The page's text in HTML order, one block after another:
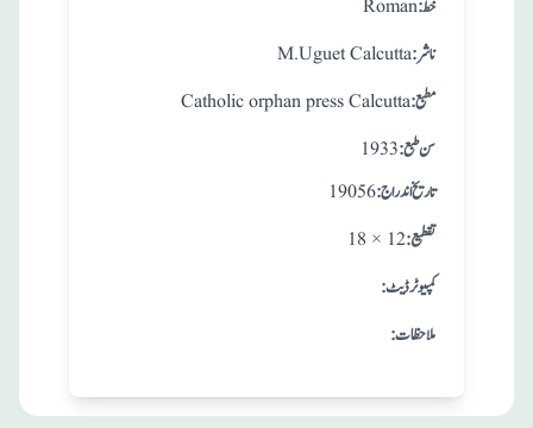
Roman:خط
M.Uguet Calcutta :ناشر
Catholic orphan press Calcutta:مطبع
1933 : سن طبع
19056: تاريخ اندراج
18 × 12 :تقطيع
:کمپیوٹر ڈیٹ
:ملاحظات